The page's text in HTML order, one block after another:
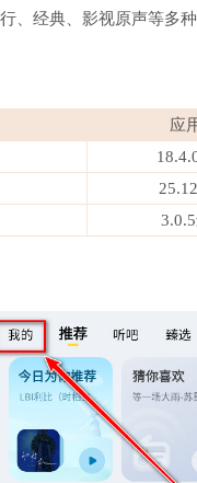
、经典、影视原声等多
应